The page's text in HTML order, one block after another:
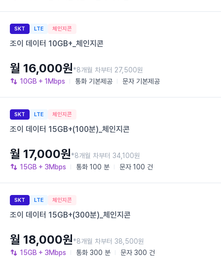
SKT LTE 체인지콘
조이 데이터 10GB+_체인지콘
10GB + 1Mbps 통화 기본제공 문자 기본제공
월 16,000원*8개월 차부터 27,500원
SKT LTE 체인지콘
조이 데이터 15GB+(100분)_체인지콘
15GB + 3Mbps 통화 100 분 문자 100 건
월 17,000원*8개월 차부터 34,100원
SKT LTE 체인지콘
조이 데이터 15GB+(300분)_체인지콘
15GB + 3Mbps 통화 300 분 문자 300 건
월 18,000원*8개월 차부터 38,500원